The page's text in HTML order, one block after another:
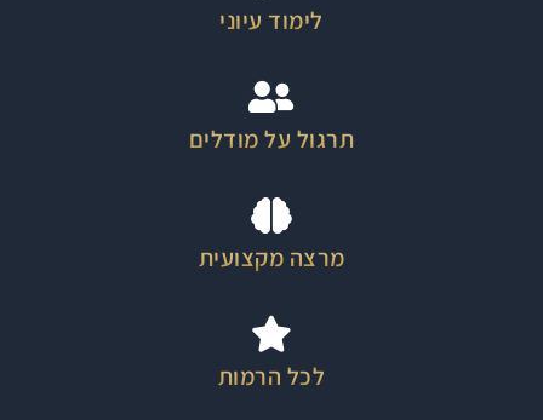
לימוד עיוני
תרגול על מודלים
מרצה מקצועית
לכל הרמות